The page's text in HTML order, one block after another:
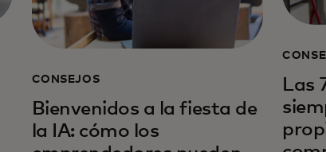
CONSEJOS
Bienvenidos a la fiesta de
la IA: cómo los
Las